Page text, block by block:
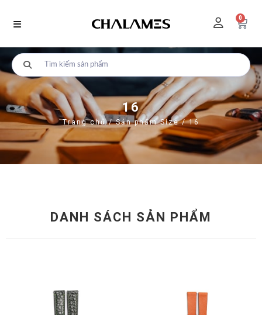
0
16
Trang chủ/ Sản phẩm Size / 16
DANH SÁCH SẢN PHẨM